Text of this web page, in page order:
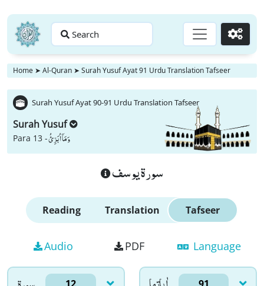
Search Go
Home ➤ Al-Quran ➤ Surah Yusuf Ayat 91 Urdu Translation Tafseer
Surah Yusuf Ayat 90-91 Urdu Translation Tafseer
Surah Yusuf
Para 13 -وَ مَاۤ اُبَرِّئُ
سورة يوسف
Reading Translation Tafseer
Audio PDF Language